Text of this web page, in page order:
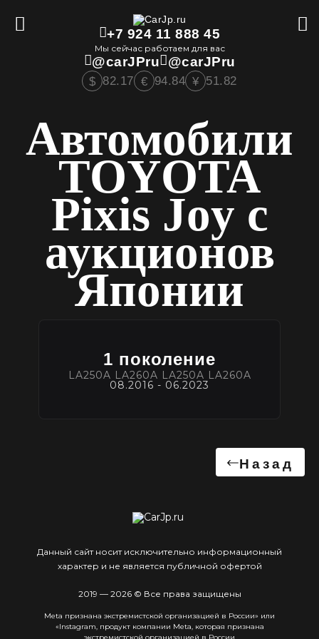
+7 924 11 888 45
Мы сейчас работаем для вас
@carJPru @carJPru
$ 82.17 € 94.84 ¥ 51.82
Автомобили
TOYOTA
Pixis Joy с
аукционов
Японии
1 поколение
LA250A LA260A LA250A LA260A
08.2016 - 06.2023
Назад
Данный сайт носит исключительно информационный
характер и не является публичной офертой
2019 — 2026 © Все права защищены
Meta признана экстремистcкой организацией в России» или
«Instagram, продукт компании Meta, которая признана